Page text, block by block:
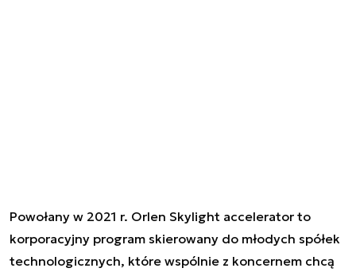
Powołany w 2021 r. Orlen Skylight accelerator to
korporacyjny program skierowany do młodych spółek
technologicznych, które wspólnie z koncernem chcą